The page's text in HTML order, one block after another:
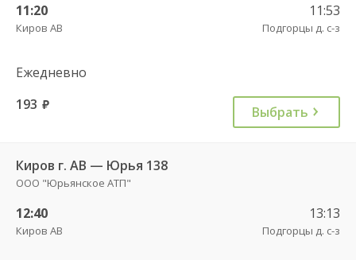
11:20
Киров АВ
11:53
Подгорцы д. с-з
Ежедневно
193 руб. Выбрать
Киров г. АВ — Юрья 138
ООО "Юрьянское АТП"
12:40
Киров АВ
13:13
Подгорцы д. с-з